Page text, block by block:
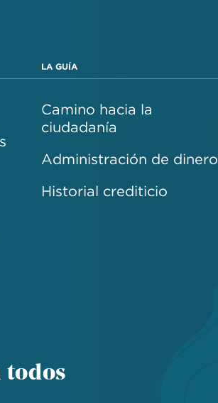
LA GUÍA
Camino hacia la
ciudadanía
Administración de dinero
Historial crediticio